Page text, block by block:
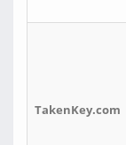
TakenKey.com